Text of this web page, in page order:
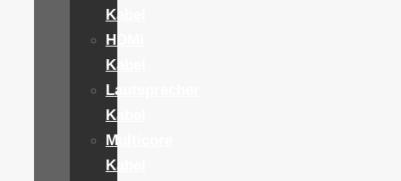
Kabel
HDMI
Kabel
Lautsprecher
Kabel
Multicore
Kabel